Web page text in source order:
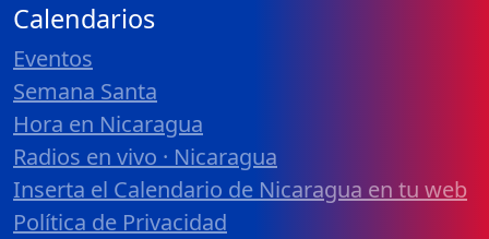
Calendarios
Eventos
Semana Santa
Hora en Nicaragua
Radios en vivo · Nicaragua
Inserta el Calendario de Nicaragua en tu web
Política de Privacidad